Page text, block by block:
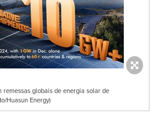
remessas globais de energia solar de
Huasun Energy)